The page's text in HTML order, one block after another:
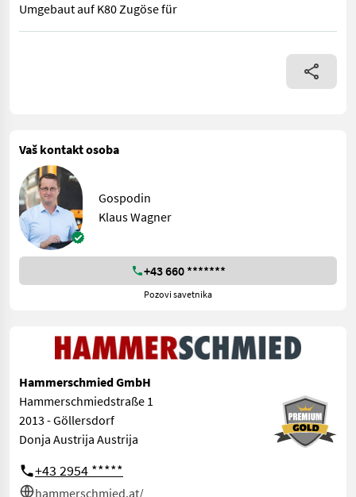
Umgebaut auf K80 Zugöse für
Gregoire gezogener Traubenvollernter G3.220 BJ 2019, 369
Vaš kontakt osoba
Gospodin
Klaus Wagner
+43 660 *******
Pozovi savetnika
Hammerschmied GmbH
Hammerschmiedstraße 1
2013 - Göllersdorf
Donja Austrija Austrija
+43 2954 *****
hammerschmied.at/